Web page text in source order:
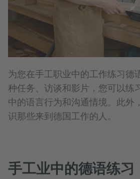
为您在手工职业中的工作练习德
种任务、访谈和影片，您可以练
中的语言行为和沟通情境。此外
识那些来到德国工作的人。
手工业中的德语练习